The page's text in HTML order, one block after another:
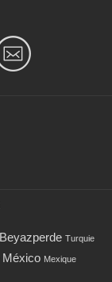
Beyazperde Turquie
México Mexique